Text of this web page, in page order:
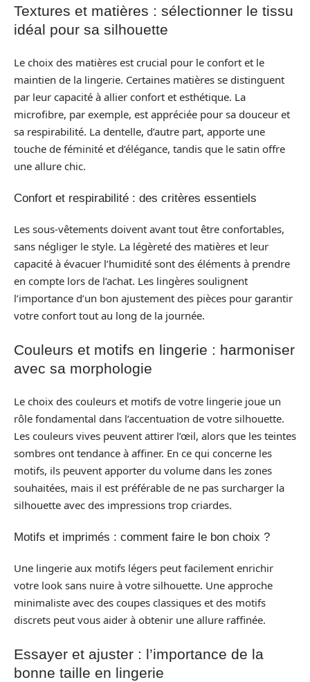
Textures et matières : sélectionner le tissu
idéal pour sa silhouette
Le choix des matières est crucial pour le confort et le
maintien de la lingerie. Certaines matières se distinguent
par leur capacité à allier confort et esthétique. La
microfibre, par exemple, est appréciée pour sa douceur et
sa respirabilité. La dentelle, d’autre part, apporte une
touche de féminité et d’élégance, tandis que le satin offre
une allure chic.
Confort et respirabilité : des critères essentiels
Les sous-vêtements doivent avant tout être confortables,
sans négliger le style. La légèreté des matières et leur
capacité à évacuer l’humidité sont des éléments à prendre
en compte lors de l’achat. Les lingères soulignent
l’importance d’un bon ajustement des pièces pour garantir
votre confort tout au long de la journée.
Couleurs et motifs en lingerie : harmoniser
avec sa morphologie
Le choix des couleurs et motifs de votre lingerie joue un
rôle fondamental dans l’accentuation de votre silhouette.
Les couleurs vives peuvent attirer l’œil, alors que les teintes
sombres ont tendance à affiner. En ce qui concerne les
motifs, ils peuvent apporter du volume dans les zones
souhaitées, mais il est préférable de ne pas surcharger la
silhouette avec des impressions trop criardes.
Motifs et imprimés : comment faire le bon choix ?
Une lingerie aux motifs légers peut facilement enrichir
votre look sans nuire à votre silhouette. Une approche
minimaliste avec des coupes classiques et des motifs
discrets peut vous aider à obtenir une allure raffinée.
Essayer et ajuster : l’importance de la
bonne taille en lingerie